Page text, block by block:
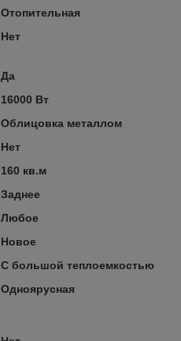
Отопительная
Нет
Да
16000 Вт
Облицовка металлом
Нет
160 кв.м
Заднее
Любое
Новое
С большой теплоемкостью
Одноярусная